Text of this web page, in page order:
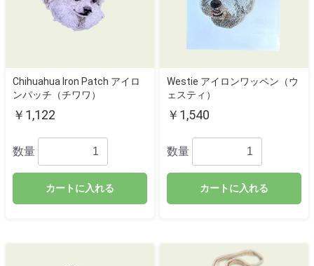
Chihuahua Iron Patch アイロ
ンパッチ（チワワ）
￥1,122
数量
カートに入れる
Westie アイロンワッペン（ウ
ェスティ）
￥1,540
数量
カートに入れる